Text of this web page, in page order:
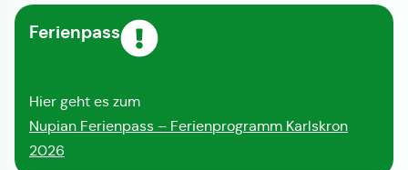
Ferienpass
Hier geht es zum
Nupian Ferienpass – Ferienprogramm Karlskron
2026